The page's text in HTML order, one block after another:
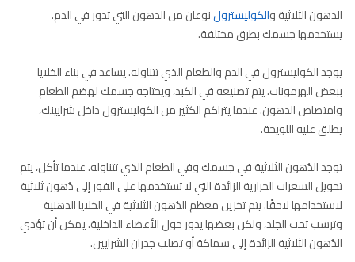
الدهون الثلاثية والكوليسترولنوعان من الدهون التي تدور في الدم.
يستخدمها جسمك بطرق مختلفة.
يوجد الكوليسترول في الدم والطعام الذي تتناوله. يساعد في بناء الخلايا
ببعض الهرمونات. يتم تصنيعه في الكبد، ويحتاجه جسمك لهضم الطعام
وامتصاص الدهون. عندما يتراكم الكثير من الكوليسترول داخل شرايينك،
يطلق عليه اللويحة.
توجد الدُهون الثلاثية في جسمك وفي الطعام الذي تتناوله. عندما تأكل، يتم
تحويل السعرات الحرارية الزائدة التي لا تستخدمها على الفور إلى دُهون ثلاثية
لاستخدامها لاحقًا. يتم تخزين معظم الدُهون الثلاثية في الخلايا الدهنية
وترسب تحت الجلد، ولكن بعضها يدور حول الأعضاء الداخلية. يمكن أن تؤدي
الدُهون الثلاثية الزائدة إلى سماكة أو تصلب جدران الشرايين.